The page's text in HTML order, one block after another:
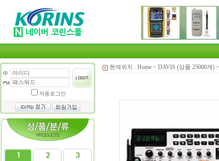
자동로그인
현재위치 : Home > DAVIS (상품 25000개)